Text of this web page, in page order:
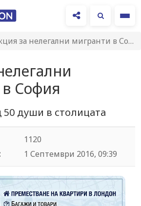
за нелегални мигранти в София
София
души в столицата
1120
1 Септември 2016, 09:39